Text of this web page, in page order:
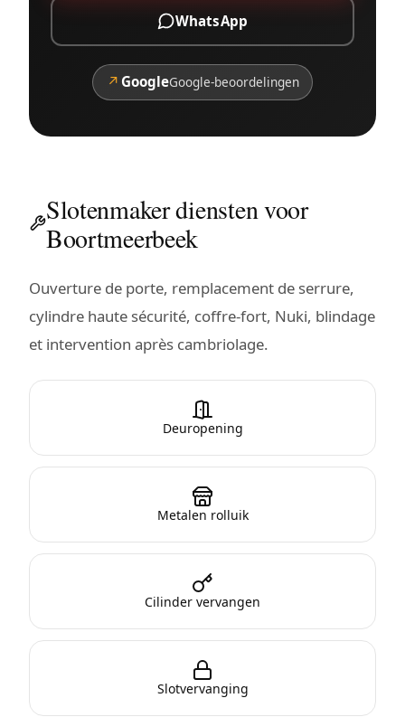
WhatsApp
↗ GoogleGoogle-beoordelingen
Slotenmaker diensten voor
Boortmeerbeek
Ouverture de porte, remplacement de serrure,
cylindre haute sécurité, coffre-fort, Nuki, blindage
et intervention après cambriolage.
Deuropening
Metalen rolluik
Cilinder vervangen
Slotvervanging